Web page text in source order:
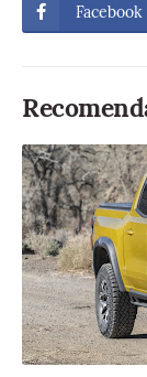
Facebook